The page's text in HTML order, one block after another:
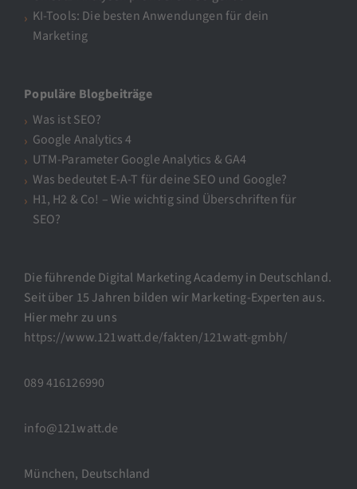
KI-Tools: Die besten Anwendungen für dein
Marketing
Populäre Blogbeiträge
Was ist SEO?
Google Analytics 4
UTM-Parameter Google Analytics & GA4
Was bedeutet E-A-T für deine SEO und Google?
H1, H2 & Co! – Wie wichtig sind Überschriften für
SEO?
Die führende Digital Marketing Academy in Deutschland.
Seit über 15 Jahren bilden wir Marketing-Experten aus.
Hier mehr zu uns
https://www.121watt.de/fakten/121watt-gmbh/
089 416126990
info@121watt.de
München, Deutschland